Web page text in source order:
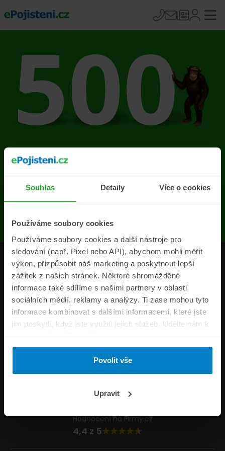
Souhlas Detaily Více o cookies
Používáme soubory cookies
Používáme soubory cookies a další nástroje pro
sledování (např. Pixel nebo API), abychom mohli měřit
výkon, přizpůsobit náš marketing a poskytnout lepší
zážitek z našich stránek. Některé shromážděné
informace také sdílíme s našimi partnery v oblasti
sociálních médií, reklamy a analýzy. Ti zase mohou tyto
informace kombinovat s dalšími informacemi, které jste
jim poskytli, když jste využili jejich služeb. Udělte nám k
tomu prosím svůj souhlas.
Povolit vše
Upravit
Na stránce se vyskytla
chyba
Produkty
Pojišťovny
Informace
ePojisteni.cz
Formuláře
Napište nám
Hodnocení na Firmy.cz
4,4 z 5